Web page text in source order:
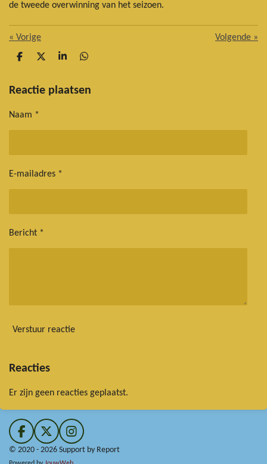
de tweede overwinning van het seizoen.
« Vorige Volgende »
D
e
D
l
S
r
D
e
Reactie plaatsen
Naam *
E-mailadres *
Bericht *
Verstuur reactie
Reacties
Er zijn geen reacties geplaatst.
F
a
X
I
n
s
© 2020 - 2026 Support by Report